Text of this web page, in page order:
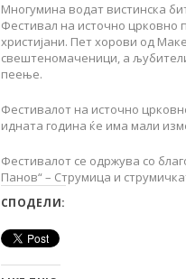
Многумина водат вистинска
Фестивал на источно црковно
христијани. Пет хорови од
свештеномаченици, а
пеење.
Фестивалот на источно
идната година ќе има мали
Фестивалот се одржува со
Панов“ – Струмица и
СПОДЕЛИ: